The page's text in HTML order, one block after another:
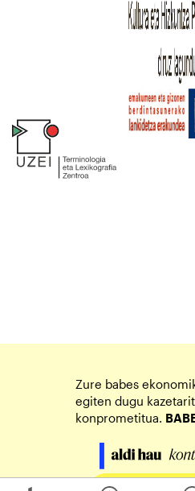
Zure babes
egiten dugu
konprometitua.